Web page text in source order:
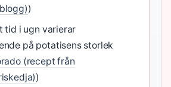
)
tid i ugn varierar
på potatisens storlek
(recept från
)